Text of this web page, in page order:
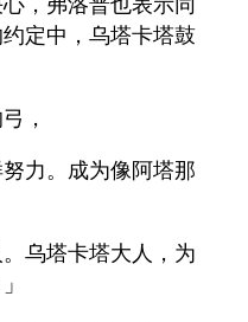
定中，乌塔卡塔鼓
，
力。成为像阿塔那
乌塔卡塔大人，为